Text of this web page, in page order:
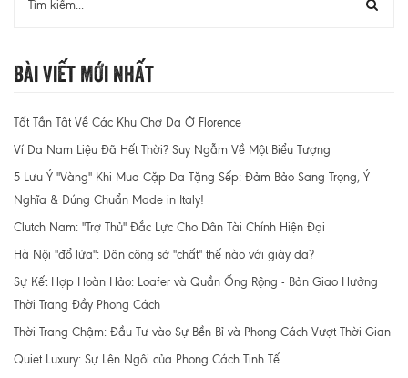
Bài Viết Mới Nhất
Tất Tần Tật Về Các Khu Chợ Da Ở Florence
Ví Da Nam Liệu Đã Hết Thời? Suy Ngẫm Về Một Biểu Tượng
5 Lưu Ý "Vàng" Khi Mua Cặp Da Tặng Sếp: Đảm Bảo Sang Trọng, Ý
Nghĩa & Đúng Chuẩn Made in Italy!
Clutch Nam: "Trợ Thủ" Đắc Lực Cho Dân Tài Chính Hiện Đại
Hà Nội "đổ lửa": Dân công sở "chất" thế nào với giày da?
Sự Kết Hợp Hoàn Hảo: Loafer và Quần Ống Rộng - Bản Giao Hưởng
Thời Trang Đầy Phong Cách
Thời Trang Chậm: Đầu Tư vào Sự Bền Bỉ và Phong Cách Vượt Thời Gian
Quiet Luxury: Sự Lên Ngôi của Phong Cách Tinh Tế